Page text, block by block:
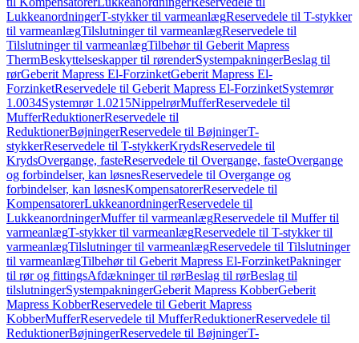
LukkeanordningerT-stykker til varmeanlægReservedele til T-stykker
til varmeanlægTilslutninger til varmeanlægReservedele til
Tilslutninger til varmeanlægTilbehør til Geberit Mapress
ThermBeskyttelseskapper til rørenderSystempakningerBeslag til
rørGeberit Mapress El-ForzinketGeberit Mapress El-
ForzinketReservedele til Geberit Mapress El-ForzinketSystemrør
1.0034Systemrør 1.0215NippelrørMufferReservedele til
MufferReduktionerReservedele til
ReduktionerBøjningerReservedele til BøjningerT-
stykkerReservedele til T-stykkerKrydsReservedele til
KrydsOvergange, fasteReservedele til Overgange, fasteOvergange
og forbindelser, kan løsnesReservedele til Overgange og
forbindelser, kan løsnesKompensatorerReservedele til
KompensatorerLukkeanordningerReservedele til
LukkeanordningerMuffer til varmeanlægReservedele til Muffer til
varmeanlægT-stykker til varmeanlægReservedele til T-stykker til
varmeanlægTilslutninger til varmeanlægReservedele til Tilslutninger
til varmeanlægTilbehør til Geberit Mapress El-ForzinketPakninger
til rør og fittingsAfdækninger til rørBeslag til rørBeslag til
tilslutningerSystempakningerGeberit Mapress KobberGeberit
Mapress KobberReservedele til Geberit Mapress
KobberMufferReservedele til MufferReduktionerReservedele til
ReduktionerBøjningerReservedele til BøjningerT-